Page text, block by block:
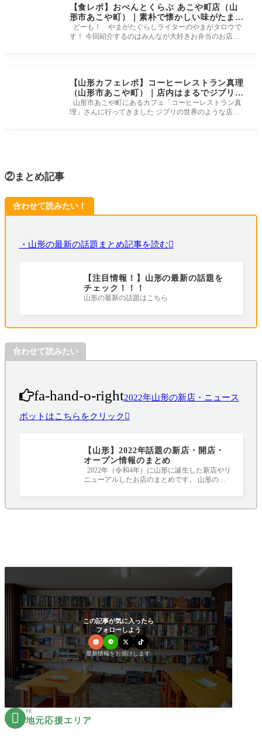
【食レポ】おべんとくらぶ あこや町店（山
形市あこや町）｜素朴で懐かしい味がたまり
ませんでした
どーも！ やまがたぐらしライターのやまがタロウで
す！ 今回紹介するのはみんなが大好きお弁当のお店
【山形カフェレポ】コーヒーレストラン真理
（山形市あこや町）｜店内はまるでジブリの
世界⁉癒し空間でいただく絶品カレー
山形市あこや町にあるカフェ「コーヒーレストラン真
理」さんに行ってきました ジブリの世界のような店内
②まとめ記事
合わせて読みたい！
・山形の最新の話題まとめ記事を読む
【注目情報！】山形の最新の話題を
チェック！！！
山形の最新の話題はこちら
合わせて読みたい
fa-hand-o-right2022年山形の新店・ニュース
ポットはこちらをクリック
【山形】2022年話題の新店・開店・
オープン情報のまとめ
2022年（令和4年）に山形に誕生した新店やリ
ニューアルしたお店のまとめです。 山形のニ
この記事が気に入ったら
フォローしよう
最新情報をお届けします
 PR
地元応援エリア